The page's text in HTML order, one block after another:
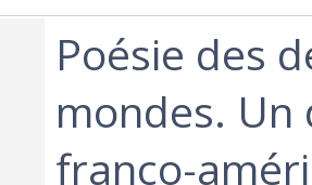
‎Poésie des
mondes. Un
franco-